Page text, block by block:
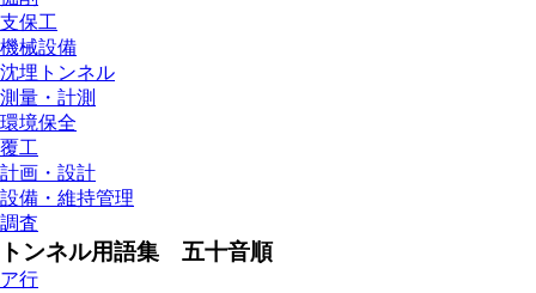
支保工
機械設備
沈埋トンネル
測量・計測
環境保全
覆工
計画・設計
設備・維持管理
調査
トンネル用語集 五十音順
ア行